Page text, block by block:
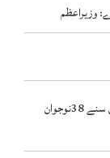
وزیراعظم
مقبوضہ کشمیر وچ بھارتی مظالم، 120دناں وچ 2عورتاں سنے 38نوجوان